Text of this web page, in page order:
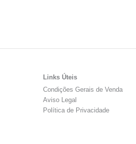
m
Links Úteis
Condições Gerais de Venda
Aviso Legal
Política de Privacidade